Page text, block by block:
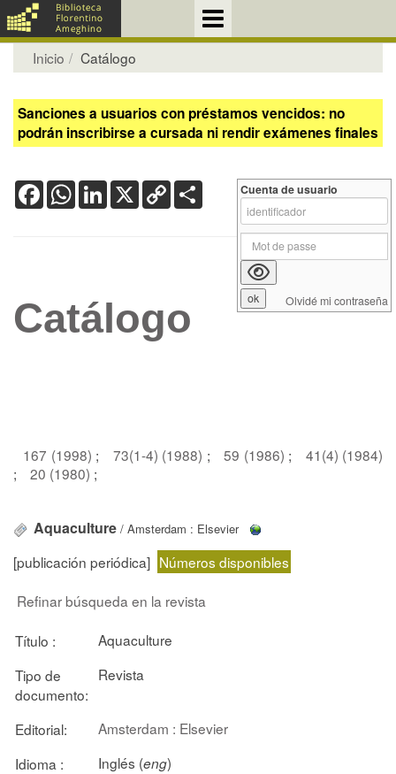
Inicio Catálogo
Sanciones a usuarios con préstamos vencidos: no
podrán inscribirse a cursada ni rendir exámenes finales
FacebookWhatsApp
LinkedIn
X Copy
Link
Catálogo
167 (1998) ; 73(1-4) (1988) ; 59 (1986) ;
41(4) (1984)
;
20 (1980) ;
Aquaculture / Amsterdam : Elsevier
[publicación periódica] Números disponibles
Refinar búsqueda en la revista
Título :
Aquaculture
Tipo de
documento:
Revista
Editorial:
Amsterdam : Elsevier
Idioma :
Inglés (eng)
Cuenta de usuario
Olvidé mi contraseña